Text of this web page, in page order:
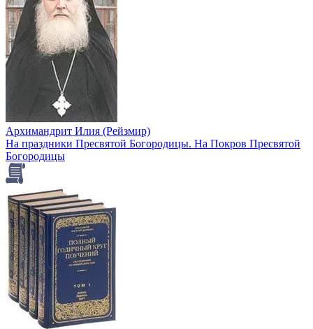
Архимандрит Илия (Рейзмир)
На праздники Пресвятой Богородицы. На Покров Пресвятой
Богородицы